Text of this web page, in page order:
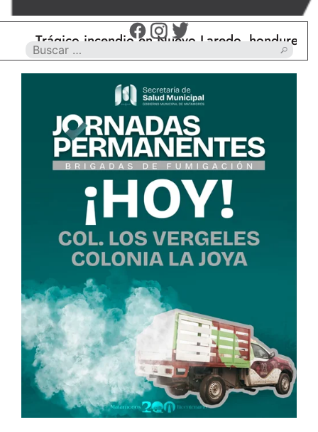
Trágico incendio en Nuevo Laredo, hondureño